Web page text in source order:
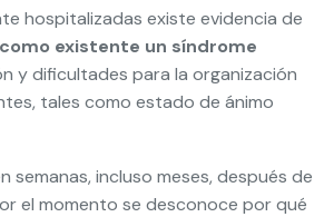
hospitalizadas existe evidencia de
existente un síndrome
y dificultades para la organización
tales como estado de ánimo
incluso meses, después de
el momento se desconoce por qué